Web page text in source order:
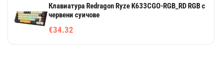
Клавиатура Redragon Ryze K633CGO-RGB_RD RGB с
червени суичове
€34.32